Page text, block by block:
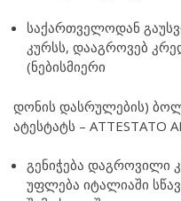
საქართველოდან
კურსს, დააგროვებ
(ნებისმიერი
დონის დასრულების)
ატესტატს – ATTESTATO
გენიჭება დაგროვილი
უფლება იტალიაში